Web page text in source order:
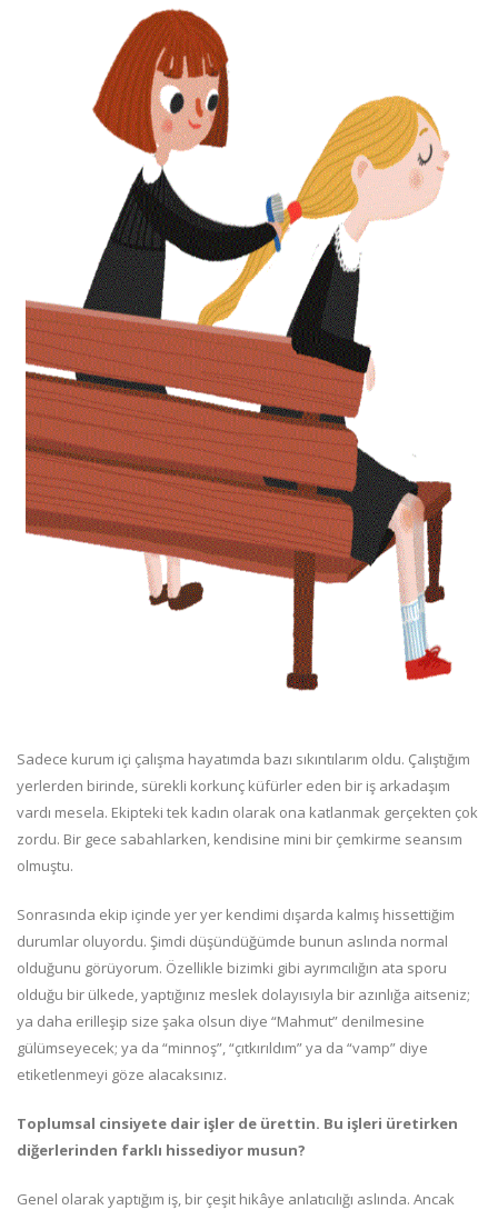
Sadece kurum içi çalışma hayatımda bazı sıkıntılarım oldu. Çalıştığım
yerlerden birinde, sürekli korkunç küfürler eden bir iş arkadaşım
vardı mesela. Ekipteki tek kadın olarak ona katlanmak gerçekten çok
zordu. Bir gece sabahlarken, kendisine mini bir çemkirme seansım
olmuştu.
Sonrasında ekip içinde yer yer kendimi dışarda kalmış hissettiğim
durumlar oluyordu. Şimdi düşündüğümde bunun aslında normal
olduğunu görüyorum. Özellikle bizimki gibi ayrımcılığın ata sporu
olduğu bir ülkede, yaptığınız meslek dolayısıyla bir azınlığa aitseniz;
ya daha erilleşip size şaka olsun diye “Mahmut” denilmesine
gülümseyecek; ya da “minnoş”, “çıtkırıldım” ya da “vamp” diye
etiketlenmeyi göze alacaksınız.
Toplumsal cinsiyete dair işler de ürettin. Bu işleri üretirken
diğerlerinden farklı hissediyor musun?
Genel olarak yaptığım iş, bir çeşit hikâye anlatıcılığı aslında. Ancak